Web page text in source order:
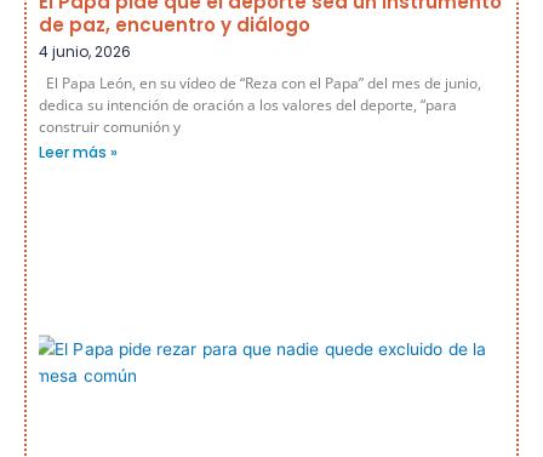
de paz, encuentro y diálogo
4 junio, 2026
El Papa León, en su vídeo de “Reza con el Papa” del mes de junio,
dedica su intención de oración a los valores del deporte, “para
construir comunión y
Leer más »